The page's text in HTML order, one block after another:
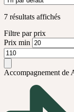
7 résultats affichés
Filtre par prix
Prix min
Accompagnement de